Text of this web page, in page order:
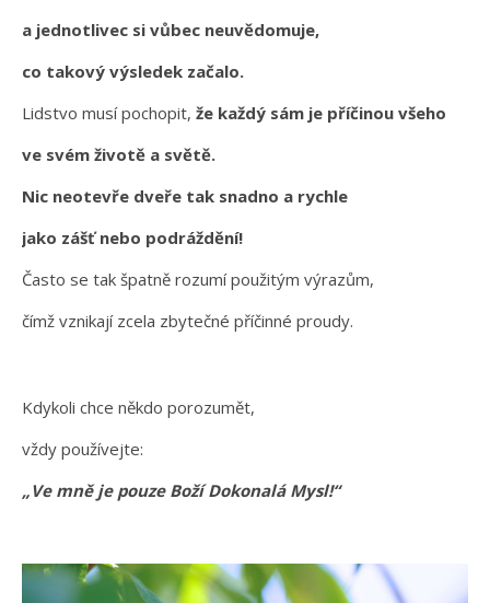
a jednotlivec si vůbec neuvědomuje,
co takový výsledek začalo.
Lidstvo musí pochopit, že každý sám je příčinou všeho
ve svém životě a světě.
Nic neotevře dveře tak snadno a rychle
jako zášť nebo podráždění!
Často se tak špatně rozumí použitým výrazům,
čímž vznikají zcela zbytečné příčinné proudy.
Kdykoli chce někdo porozumět,
vždy používejte:
„Ve mně je pouze Boží Dokonalá Mysl!“